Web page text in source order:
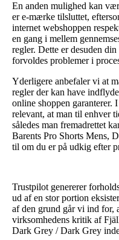
En anden mulighed kan
er e-mærke tilsluttet,
internet webshoppen
en gang i mellem
regler. Dette er desuden
forvoldes problemer i
Yderligere anbefaler vi at
regler der kan have
online shoppen garanterer.
relevant, at man til enhver
således man fremadrettet
Barents Pro Shorts Mens,
til om du er på udkig efter
Trustpilot genererer
ud af en stor portion
af den grund går vi ind for,
virksomhedens kritik af
Dark Grey / Dark Grey